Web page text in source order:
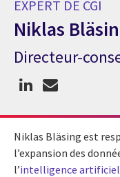
EXPERT DE CGI
Niklas
Expert de CGI Niklas
Directeur-
Niklas Bläsing est
l’expansion des
l’intelligence